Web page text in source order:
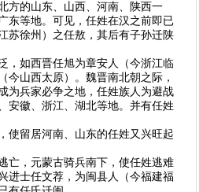
方的山东、山西、河南、陕西一
东等地。可见，任姓在汉之前即已
苏徐州）之任敖，其后有子孙迁陕
，如西晋任旭为章安人（今浙江临
今山西太原）。魏晋南北朝之际，
为兵家必争之地，任姓族人为避战
安徽、浙江、湖北等地。并有任姓
使留居河南、山东的任姓又兴旺起
亡，元蒙古骑兵南下，使任姓逃难
进士任文荐，为闽县人（今福建福